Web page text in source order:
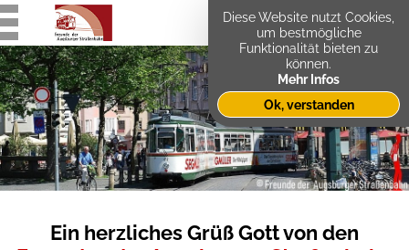
Ein herzliches Grüß Gott von den
Diese Website nutzt Cookies,
um bestmögliche
Funktionalität bieten zu
können.
Mehr Infos
Ok, verstanden